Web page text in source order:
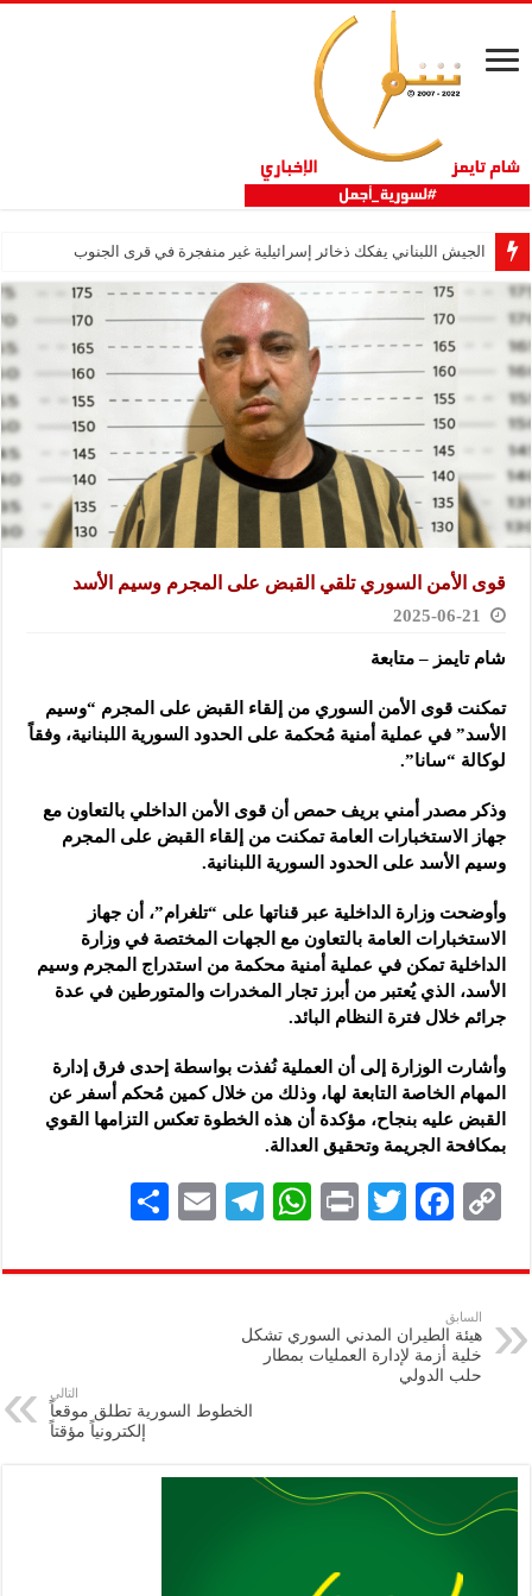
الجيش اللبناني يفكك ذخائر إسرائيلية غير منفجرة في قرى الجنوب
قوى الأمن السوري تلقي القبض على المجرم وسيم الأسد
2025-06-21
شام تايمز – متابعة
تمكنت قوى الأمن السوري من إلقاء القبض على المجرم “وسيم
الأسد” في عملية أمنية مُحكمة على الحدود السورية اللبنانية، وفقاً
لوكالة “سانا”.
وذكر مصدر أمني بريف حمص أن قوى الأمن الداخلي بالتعاون مع
جهاز الاستخبارات العامة تمكنت من إلقاء القبض على المجرم
وسيم الأسد على الحدود السورية اللبنانية.
وأوضحت وزارة الداخلية عبر قناتها على “تلغرام”، أن جهاز
الاستخبارات العامة بالتعاون مع الجهات المختصة في وزارة
الداخلية تمكن في عملية أمنية محكمة من استدراج المجرم وسيم
الأسد، الذي يُعتبر من أبرز تجار المخدرات والمتورطين في عدة
جرائم خلال فترة النظام البائد.
وأشارت الوزارة إلى أن العملية نُفذت بواسطة إحدى فرق إدارة
المهام الخاصة التابعة لها، وذلك من خلال كمين مُحكم أسفر عن
القبض عليه بنجاح، مؤكدة أن هذه الخطوة تعكس التزامها القوي
بمكافحة الجريمة وتحقيق العدالة.
C
p
y
Li
n
F
eb
k
T
tt
P
nt
W
at
A
p
Te
gr
E
ai
ar
السابق
هيئة الطيران المدني السوري تشكل
خلية أزمة لإدارة العمليات بمطار
حلب الدولي
التالي
الخطوط السورية تطلق موقعاً
إلكترونياً مؤقتاً